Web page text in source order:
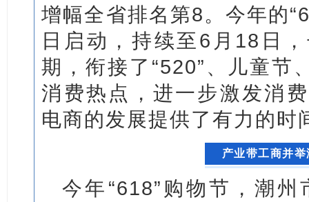
增幅全省排名第8。今年的
日启动，持续至6月18日
期，衔接了“520”、儿童节
消费热点，进一步激发消
电商的发展提供了有力的时
产业带工商并
今年“618”购物节，潮